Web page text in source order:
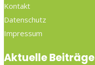
Kontakt
Datenschutz
Impressum
Aktuelle Beiträge